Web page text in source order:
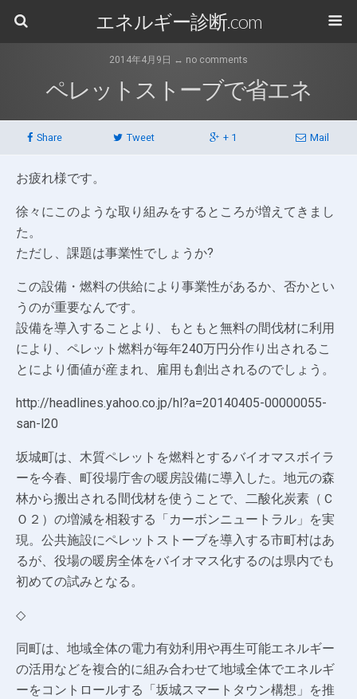
エネルギー診断.com
2014年4月9日 ↔ no comments
ペレットストーブで省エネ
Share Tweet + 1 Mail
お疲れ様です。
徐々にこのような取り組みをするところが増えてきまし
た。
ただし、課題は事業性でしょうか?
この設備・燃料の供給により事業性があるか、否かとい
うのが重要なんです。
設備を導入することより、もともと無料の間伐材に利用
により、ペレット燃料が毎年240万円分作り出されるこ
とにより価値が産まれ、雇用も創出されるのでしょう。
http://headlines.yahoo.co.jp/hl?a=20140405-00000055-
san-l20
坂城町は、木質ペレットを燃料とするバイオマスボイラ
ーを今春、町役場庁舎の暖房設備に導入した。地元の森
林から搬出される間伐材を使うことで、二酸化炭素（Ｃ
Ｏ２）の増減を相殺する「カーボンニュートラル」を実
現。公共施設にペレットストーブを導入する市町村はあ
るが、役場の暖房全体をバイオマス化するのは県内でも
初めての試みとなる。
◇
同町は、地域全体の電力有効利用や再生可能エネルギー
の活用などを複合的に組み合わせて地域全体でエネルギ
ーをコントロールする「坂城スマートタウン構想」を推